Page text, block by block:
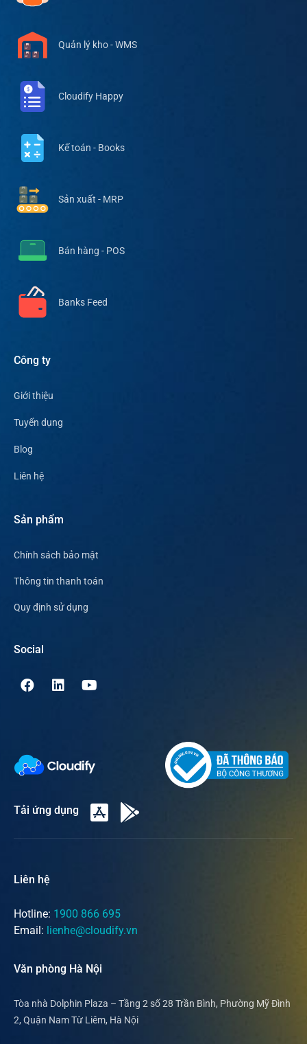
Quản lý kho - WMS
Cloudify Happy
Kế toán - Books
Sản xuất - MRP
Bán hàng - POS
Banks Feed
Công ty
Giới thiệu
Tuyển dụng
Blog
Liên hệ
Sản phẩm
Chính sách bảo mật
Thông tin thanh toán
Quy định sử dụng
Social
Tải ứng dụng
Liên hệ
Hotline: 1900 866 695
Email: lienhe@cloudify.vn
Văn phòng Hà Nội
Tòa nhà Dolphin Plaza – Tầng 2 số 28 Trần Bình, Phường Mỹ Đình
2, Quận Nam Từ Liêm, Hà Nội